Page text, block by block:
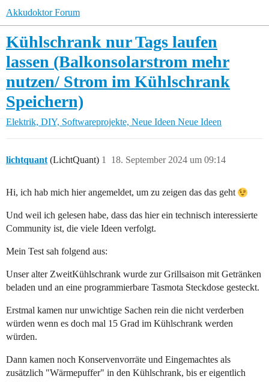
Akkudoktor Forum
Kühlschrank nur Tags laufen
lassen (Balkonsolarstrom mehr
nutzen/ Strom im Kühlschrank
Speichern)
Elektrik, DIY, Softwareprojekte, Neue Ideen Neue Ideen
lichtquant (LichtQuant) 18. September 2024 um 09:14
1
Hi, ich hab mich hier angemeldet, um zu zeigen das das geht
Und weil ich gelesen habe, dass das hier ein technisch interessierte
Community ist, die viele Ideen verfolgt.
Mein Test sah folgend aus:
Unser alter ZweitKühlschrank wurde zur Grillsaison mit Getränken
beladen und an eine programmierbare Tasmota Steckdose gesteckt.
Erstmal kamen nur unwichtige Sachen rein die nicht verderben
würden wenn es doch mal 15 Grad im Kühlschrank werden
würden.
Dann kamen noch Konservenvorräte und Eingemachtes als
zusätzlich "Wärmepuffer" in den Kühlschrank, bis er eigentlich